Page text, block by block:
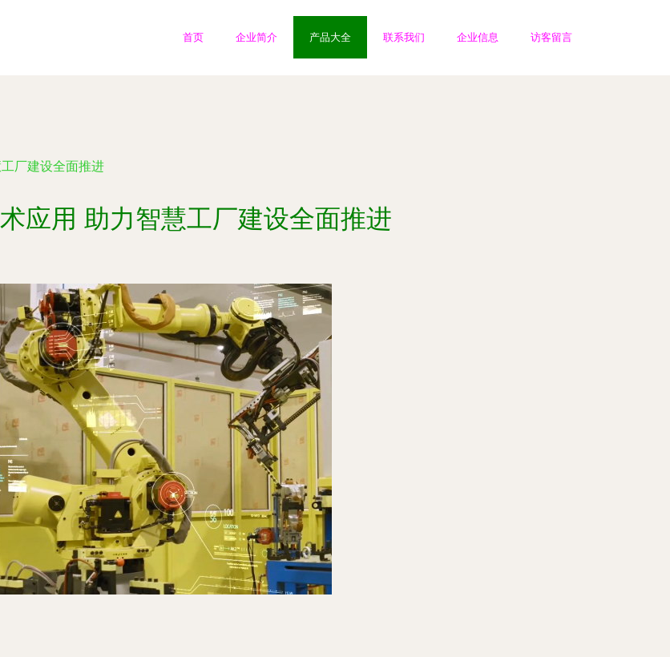
首页 企业简介 产品大全 联系我们 企业信息 访客留言
厂建设全面推进
应用 助力智慧工厂建设全面推进